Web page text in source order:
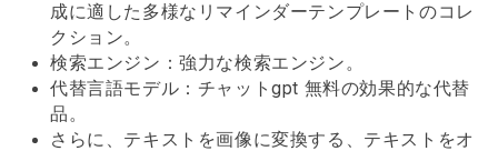
成に適した多様なリマインダーテンプレートのコレ
クション。
検索エンジン：強力な検索エンジン。
代替言語モデル：チャットgpt 無料の効果的な代替
品。
さらに、テキストを画像に変換する、テキストをオ